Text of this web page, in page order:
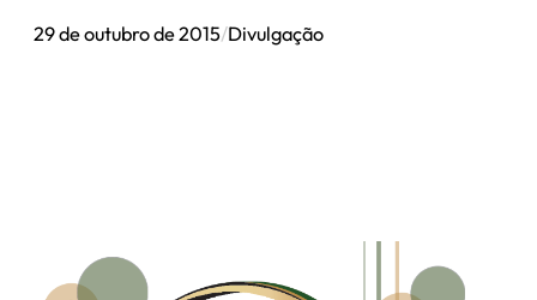
29 de outubro de 2015/Divulgação